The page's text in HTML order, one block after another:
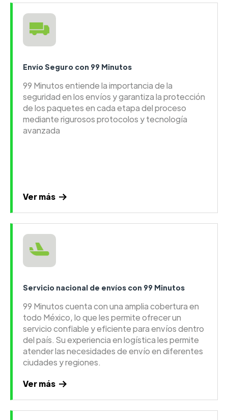
Envío Seguro con 99 Minutos
99 Minutos entiende la importancia de la
seguridad en los envíos y garantiza la protección
de los paquetes en cada etapa del proceso
mediante rigurosos protocolos y tecnología
avanzada
Ver más
Servicio nacional de envíos con 99 Minutos
99 Minutos cuenta con una amplia cobertura en
todo México, lo que les permite ofrecer un
servicio confiable y eficiente para envíos dentro
del país. Su experiencia en logística les permite
atender las necesidades de envío en diferentes
ciudades y regiones.
Ver más